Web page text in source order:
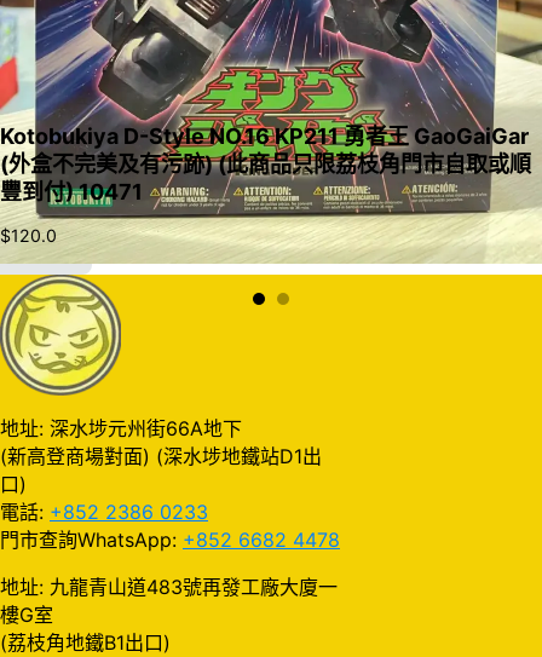
入購物車
Kotobukiya D-Style NO.16 KP211 勇者王 GaoGaiGar
(外盒不完美及有污跡) (此商品只限荔枝角門市自取或順
豐到付) 10471
$120.0
地址: 深水埗元州街66A地下
(新高登商場對面) (深水埗地鐵站D1出
口)
電話: +852 2386 0233
門市查詢WhatsApp: +852 6682 4478
地址: 九龍青山道483號再發工廠大廈一
樓G室
(荔枝角地鐵B1出口)